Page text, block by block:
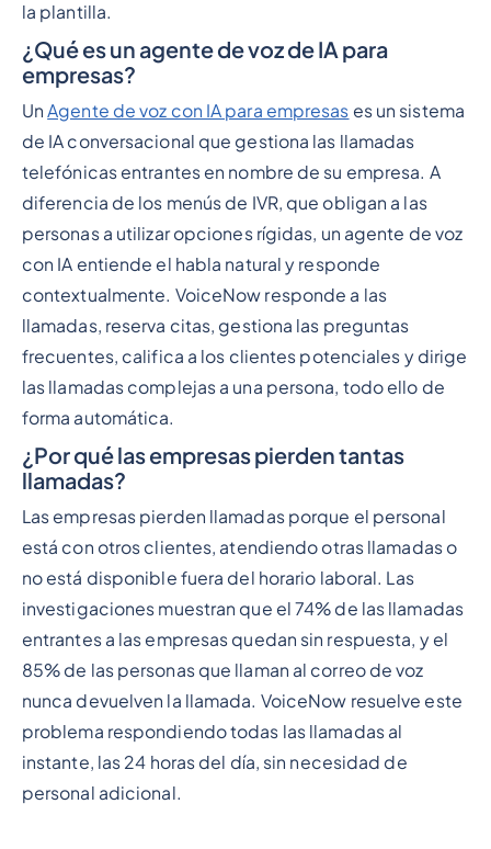
la plantilla.
¿Qué es un agente de voz de IA para
empresas?
UnAgente de voz con IA para empresas es un sistema
de IA conversacional que gestiona las llamadas
telefónicas entrantes en nombre de su empresa. A
diferencia de los menús de IVR, que obligan a las
personas a utilizar opciones rígidas, un agente de voz
con IA entiende el habla natural y responde
contextualmente. VoiceNow responde a las
llamadas, reserva citas, gestiona las preguntas
frecuentes, califica a los clientes potenciales y dirige
las llamadas complejas a una persona, todo ello de
forma automática.
¿Por qué las empresas pierden tantas
llamadas?
Las empresas pierden llamadas porque el personal
está con otros clientes, atendiendo otras llamadas o
no está disponible fuera del horario laboral. Las
investigaciones muestran que el 74% de las llamadas
entrantes a las empresas quedan sin respuesta, y el
85% de las personas que llaman al correo de voz
nunca devuelven la llamada. VoiceNow resuelve este
problema respondiendo todas las llamadas al
instante, las 24 horas del día, sin necesidad de
personal adicional.